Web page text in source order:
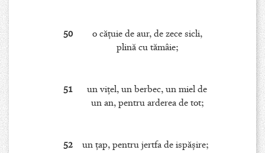
50
o căţuie de aur, de zece sicli,
plină cu tămâie;
51
un viţel, un berbec, un miel de
un an, pentru arderea de tot;
52 un ţap, pentru jertfa de ispăşire;